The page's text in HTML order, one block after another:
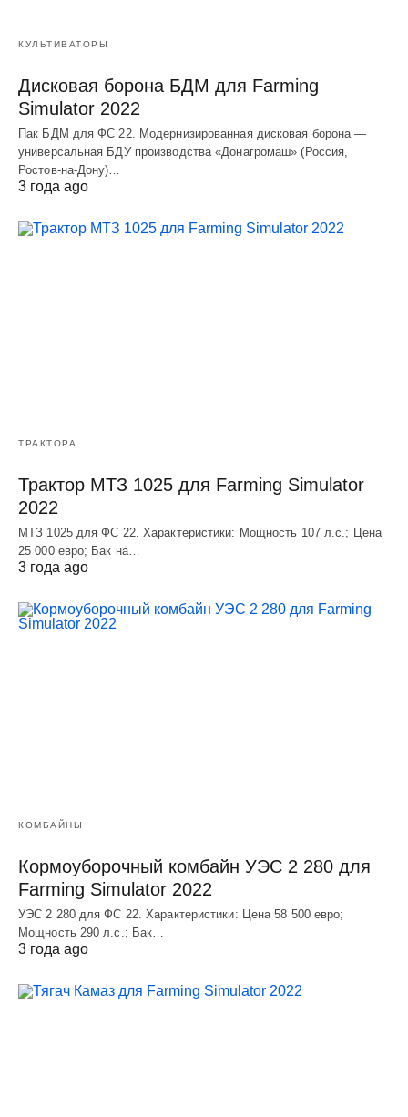
КУЛЬТИВАТОРЫ
Дисковая борона БДМ для Farming
Simulator 2022
Пак БДМ для ФС 22. Модернизированная дисковая борона —
универсальная БДУ производства «Донагромаш» (Россия,
Ростов-на-Дону)…
3 года ago
ТРАКТОРА
Трактор МТЗ 1025 для Farming Simulator
2022
МТЗ 1025 для ФС 22. Характеристики: Мощность 107 л.c.; Цена
25 000 евро; Бак на…
3 года ago
КОМБАЙНЫ
Кормоуборочный комбайн УЭC 2 280 для
Farming Simulator 2022
УЭC 2 280 для ФС 22. Характеристики: Цена 58 500 евро;
Мощность 290 л.с.; Бак…
3 года ago